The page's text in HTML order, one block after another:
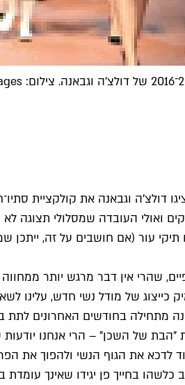
ואולי העובדה שמסלולי תצוגה
תיקי עור (אם חושבים על זה,
שהרי אין דבר מרגש יותר
כייצוג של מודל נשי חדש, עלינו
"הבת של השכן" – הרי אנחנו
לדכא את הגוף הנשי ולהפוך את
בחייך פן יגידו שאינך עומדת